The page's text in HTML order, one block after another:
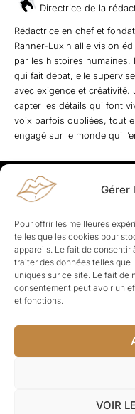
Gérer
Pour offrir les meilleures
telles que les cookies pour
appareils. Le fait de consentir
traiter des données telles que
uniques sur ce site. Le fait de
consentement peut avoir un
et fonctions.
VOIR
Directrice de la
Rédactrice en chef et
Ranner-Luxin allie vision
par les histoires humaines,
qui fait débat, elle
avec exigence et créativité.
capter les détails qui font
voix parfois oubliées, tout
engagé sur le monde qui
À propos de Rapporteuses :
Parisiennes, bien dans leurs
cause, leur apporte et leur
Les Topics
Société Politique
Lifestyle